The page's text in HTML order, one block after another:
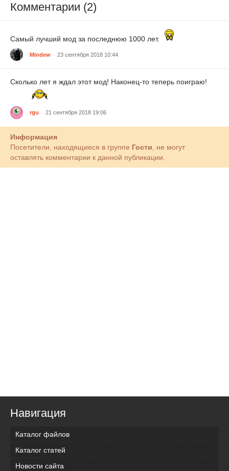
Комментарии (2)
Самый лучший мод за последнюю 1000 лет.
Mindew 23 сентября 2018 10:44
Cколько лет я ждал этот мод! Наконец-то теперь поиграю!
rgu 21 сентября 2018 19:06
Информация
Посетители, находящиеся в группе Гости , не могут
оставлять комментарии к данной публикации.
Навигация
Каталог файлов
Каталог статей
Новости сайта